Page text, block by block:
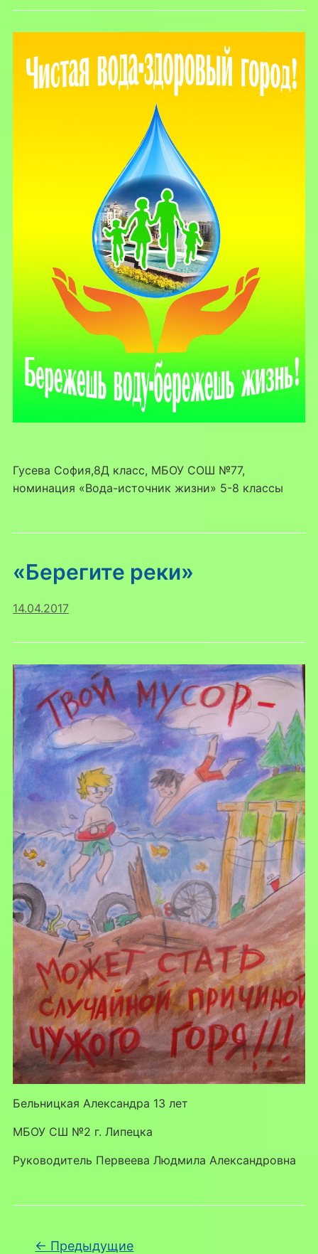
Гусева София,8Д класс, МБОУ СОШ №77,
номинация «Вода-источник жизни» 5-8 классы
«Берегите реки»
14.04.2017
Бельницкая Александра 13 лет
МБОУ СШ №2 г. Липецка
Руководитель Первеева Людмила Александровна
Навигация по записям
← Предыдущие